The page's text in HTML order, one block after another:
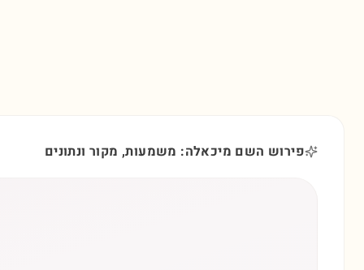
פירוש השם מיכאלה: משמעות, מקור ונתונים